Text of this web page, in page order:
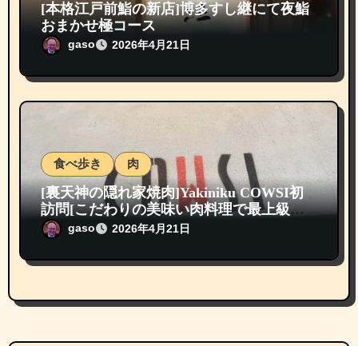
[本格江戸前鮨の新店]博多すし継にて夜鮨
おまかせ極コース
gaso 2026年4月21日
食べ歩き 肉
[裏天神の隠れ家焼肉]Yakiniku COWSI初
訪問[こだわりの美味い肉料理で最上級の
感動体験]
gaso 2026年4月21日